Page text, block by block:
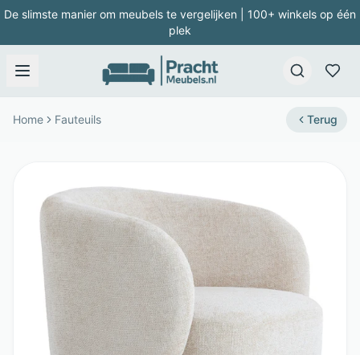
De slimste manier om meubels te vergelijken | 100+ winkels op één
plek
Home Fauteuils Terug